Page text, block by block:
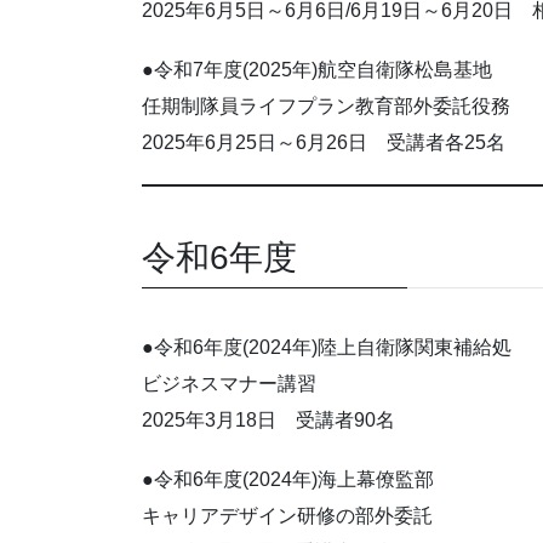
2025年6月5日～6月6日/6月19日～6月20日
●令和7年度(2025年)航空自衛隊松島基地
任期制隊員ライフプラン教育部外委託役務
2025年6月25日～6月26日 受講者各25名
令和6年度
●令和6年度(2024年)陸上自衛隊関東補給処
ビジネスマナー講習
2025年3月18日 受講者90名
●令和6年度(2024年)海上幕僚監部
キャリアデザイン研修の部外委託